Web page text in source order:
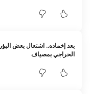
بعد إخماده.. اشتعال بعض
الحراجي بمصياف